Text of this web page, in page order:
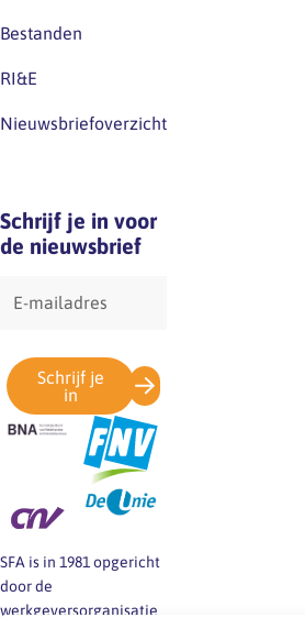
Bestanden
RI&E
Nieuwsbriefoverzicht
Schrijf je in voor
de nieuwsbrief
mailadres
Schrijf je
in
SFA is in 1981 opgericht
door de
werkgeversorganisatie